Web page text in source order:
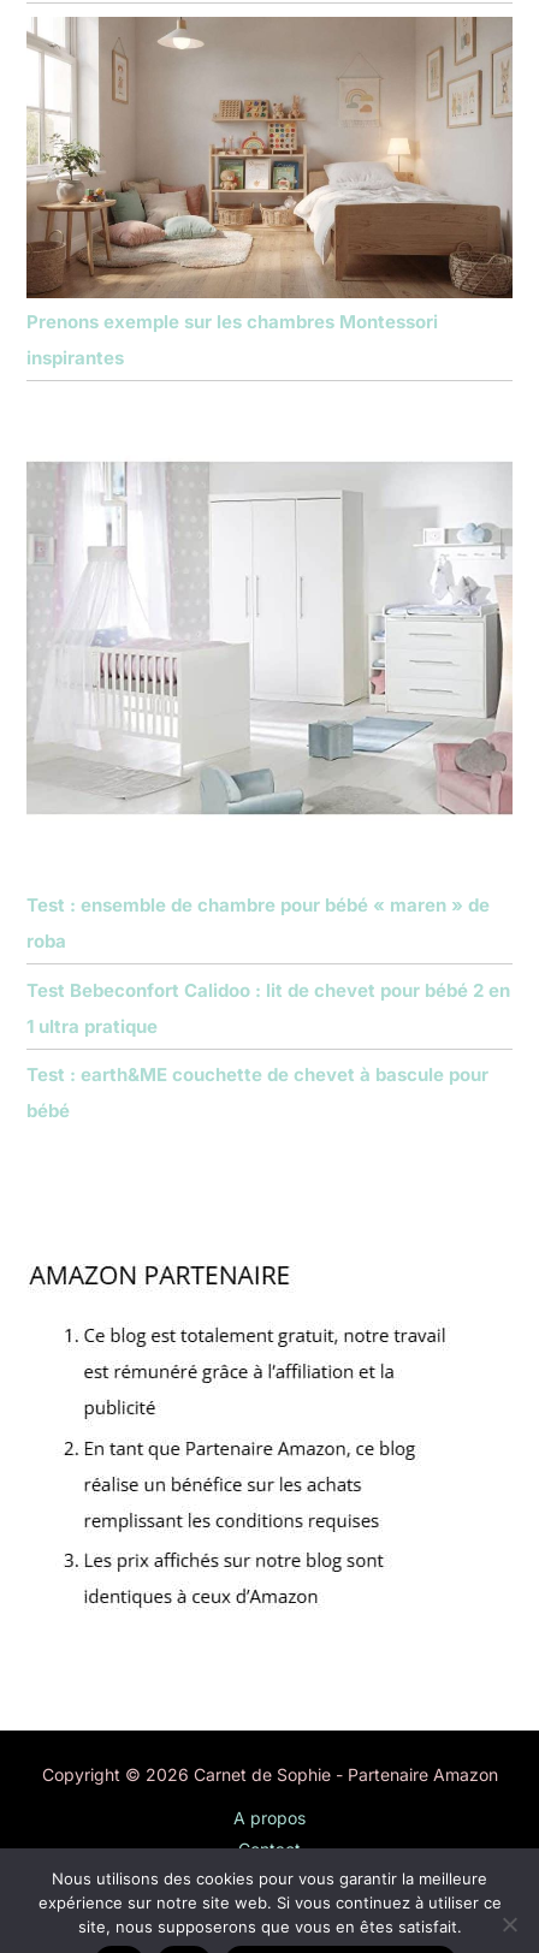
Prenons exemple sur les chambres Montessori
inspirantes
Test : ensemble de chambre pour bébé « maren » de
roba
Test Bebeconfort Calidoo : lit de chevet pour bébé 2 en
1 ultra pratique
Test : earth&ME couchette de chevet à bascule pour
bébé
Copyright © 2026 Carnet de Sophie - Partenaire Amazon
A propos
Contact
Plan du site
Mentions légales
Politique de confidentialité
Nous utilisons des cookies pour vous garantir la meilleure
expérience sur notre site web. Si vous continuez à utiliser ce
site, nous supposerons que vous en êtes satisfait.